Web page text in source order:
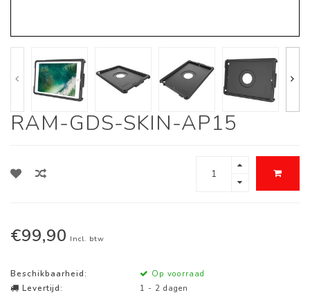
RAM-GDS-SKIN-AP15
€99,90 Incl. btw
Beschikbaarheid:
Op voorraad
Levertijd:
1 - 2 dagen